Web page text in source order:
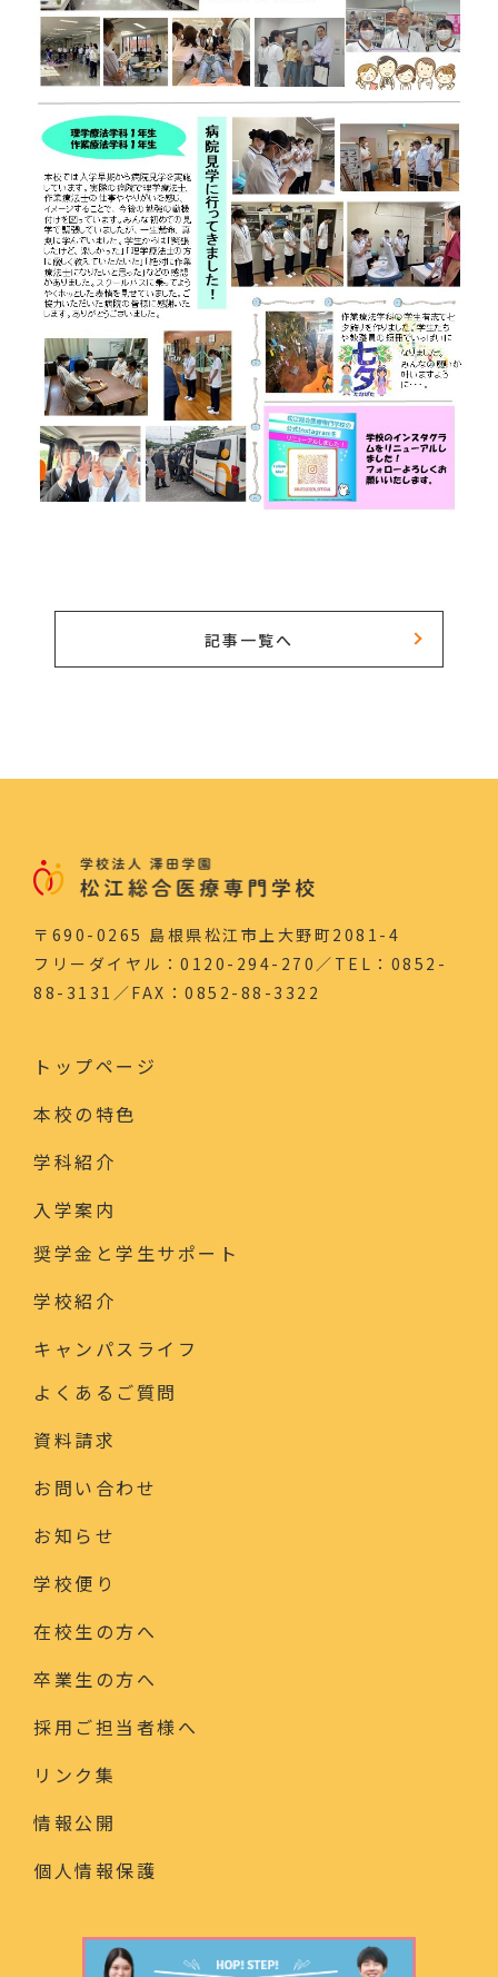
記事一覧へ
〒690-0265 島根県松江市上大野町2081-4
フリーダイヤル：0120-294-270／TEL：0852-
88-3131／FAX：0852-88-3322
トップページ
本校の特色
学科紹介
入学案内
奨学金と学生サポート
学校紹介
キャンパスライフ
よくあるご質問
資料請求
お問い合わせ
お知らせ
学校便り
在校生の方へ
卒業生の方へ
採用ご担当者様へ
リンク集
情報公開
個人情報保護